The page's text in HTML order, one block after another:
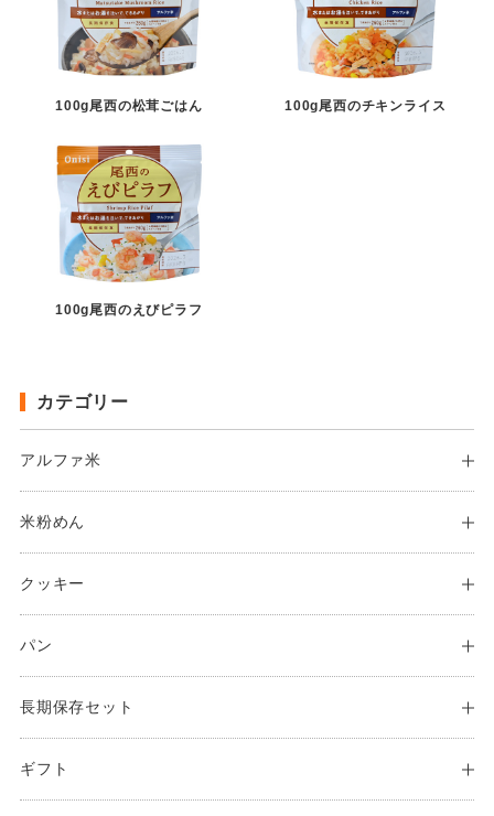
100g尾西の松茸ごはん 100g尾西のチキンライス
100g尾西のえびピラフ
カテゴリー
アルファ米
米粉めん
クッキー
パン
長期保存セット
ギフト